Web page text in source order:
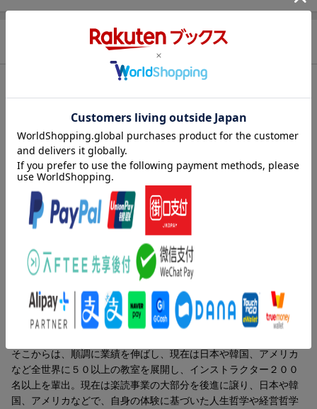
第１章 自分の中の「宇宙の法則」に目覚めるまで／第２章 自
分の人生の創造主となるヒント（ミッションに気付くと、無尽蔵
のエネルギーが湧く／理想のビジョンを描く「幸せの五箇条」を
書き出す／理想を描き出す「ワクワク計画書」を創る）／第３
章 自分の中の「宇宙の法則」を生かすヒント（エネルギーの高
め方／時間の使い方について／お金について ほか）
著者情報（「BOOK」データベースより）
平井ナナエ（ヒライナナエ）
女性起業家。ＲＴＨグループＣＥＯ・楽読創始者。１８歳で結婚
し娘を３人授かり、２３歳で離婚。シングルマザーとして完全歩
合の営業の仕事で生活を支える。営業成績はいつもトップクラ
ス。２００６年大阪にて、速読教室「楽読」を開業。一度は倒産
そこからは、順調に業績を伸ばし、現在は日本や韓国、アメリカ
など全世界に５０以上の教室を展開し、インストラクター２００
名以上を輩出。現在は楽読事業の大部分を後進に譲り、日本や韓
国、アメリカなどで、自身の体験に基づいた人生哲学や経営哲学